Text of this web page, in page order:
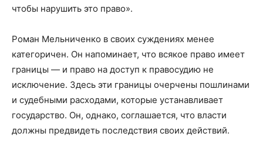
чтобы нарушить это право».
Роман Мельниченко в своих суждениях менее
категоричен. Он напоминает, что всякое право имеет
границы — и право на доступ к правосудию не
исключение. Здесь эти границы очерчены пошлинами
и судебными расходами, которые устанавливает
государство. Он, однако, соглашается, что власти
должны предвидеть последствия своих действий.